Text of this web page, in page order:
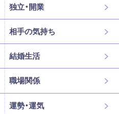
独立・開業
相手の気持ち
結婚生活
職場関係
運勢・運気